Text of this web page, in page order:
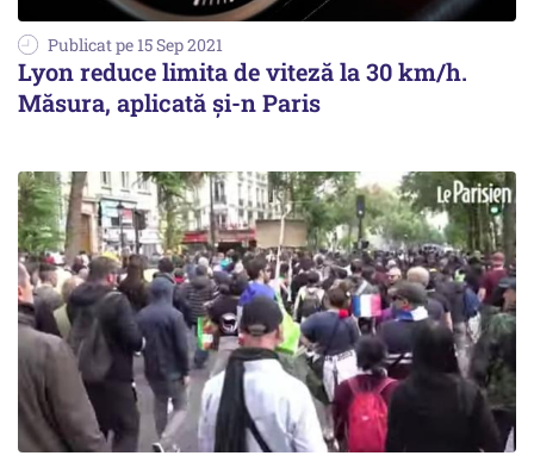
Publicat pe 15 Sep 2021
Lyon reduce limita de viteză la 30 km/h.
Măsura, aplicată și-n Paris